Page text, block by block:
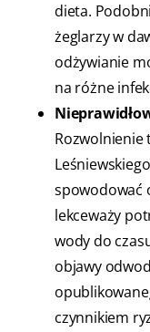
dieta.
żeglarzy w
odżywianie
na różne
Rozwolnienie
spowodować
lekceważy
wody do
objawy
czynnikiem